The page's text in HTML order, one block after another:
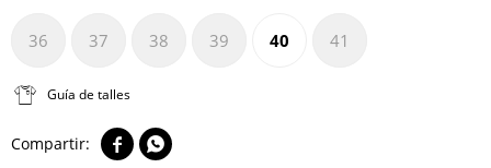
36 37 38 39 40 41
Guía de talles
 